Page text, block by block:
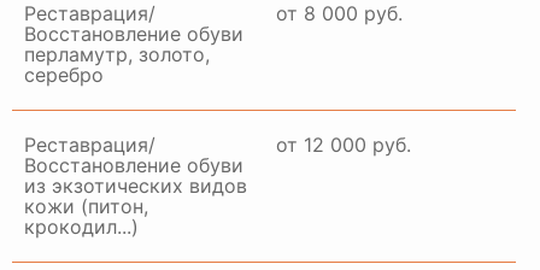
Реставрация/
Восстановление обуви
перламутр, золото,
серебро
от 8 000 руб.
Реставрация/
Восстановление обуви
из экзотических видов
кожи (питон,
крокодил...)
от 12 000 руб.